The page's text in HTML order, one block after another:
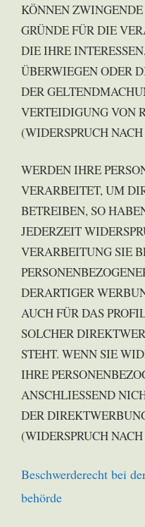
KÖNNEN
GRÜNDE FÜR DIE
DIE IHRE
ÜBERWIEGEN ODER
DER
VERTEIDIGUNG VON
(WIDERSPRUCH
WERDEN IHRE
VERARBEITET, UM
BETREIBEN, SO
JEDERZEIT
VERARBEITUNG SIE
DERARTIGER
AUCH FÜR DAS
SOLCHER
STEHT. WENN SIE
IHRE
ANSCHLIESSEND
DER
(WIDERSPRUCH
Beschwerde­recht bei
behörde